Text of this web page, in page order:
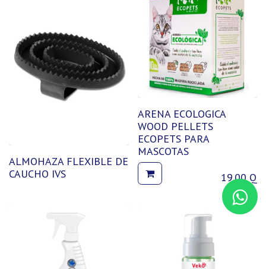
ALMOHAZA FLEXIBLE DE
CAUCHO IVS
ARENA ECOLOGICA
WOOD PELLETS
ECOPETS PARA
MASCOTAS
19.00Q